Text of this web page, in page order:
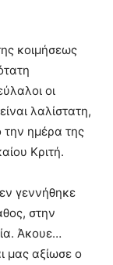
κοιμήσεως
οι
λαλίστατη,
ημέρα της
Κριτή.
γεννήθηκε
στην
Άκουε…
μας αξίωσε ο